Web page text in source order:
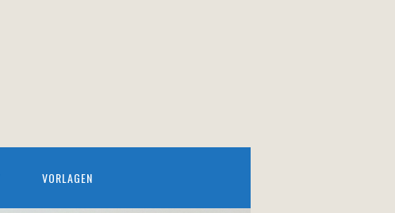
VORLAGEN